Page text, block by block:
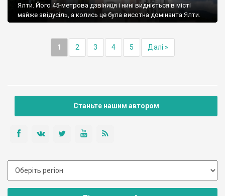
Ялти. Його 45-метрова дзвіниця і нині видніється в місті
майже звідусіль, а колись це була висотна домінанта Ялти.
1 2 3 4 5 Далі »
Станьте нашим автором